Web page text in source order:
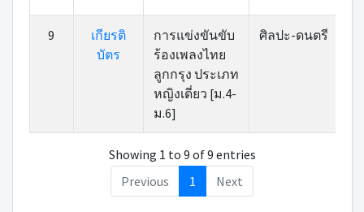
9
เกียรติ
บัตร
การแข่งขันขับ
ร้องเพลงไทย
ลูกกรุง ประเภท
หญิงเดี่ยว [ม.4-
ม.6]
ศิลปะ-ดนตรี
Showing 1 to 9 of 9 entries
Previous
1 Next